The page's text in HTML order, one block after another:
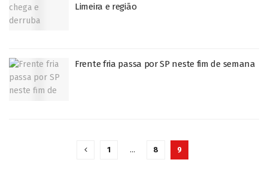
Limeira e região
Frente fria passa por SP neste fim de semana
1 … 8 9